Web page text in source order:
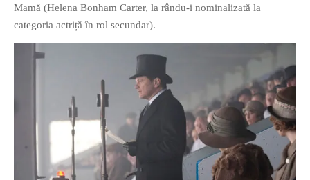
Mamă (Helena Bonham Carter, la rându-i nominalizată la
categoria actriță în rol secundar).